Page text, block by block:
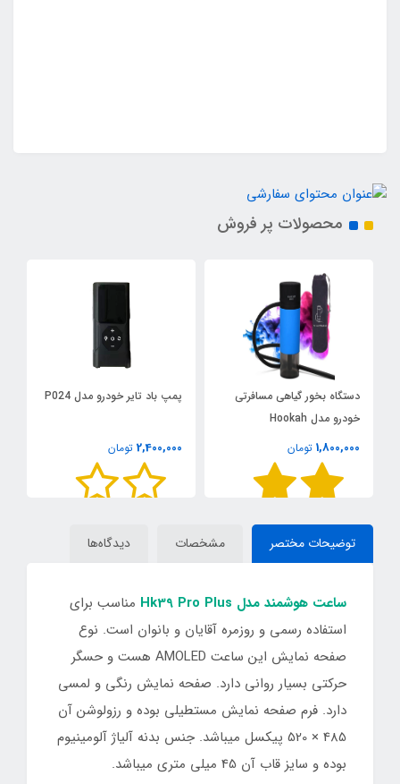
محصولات پر فروش
دستگاه بخور گیاهی مسافرتی
خودرو مدل Hookah
1,800,000 تومان
پمپ باد تایر خودرو مدل P024
2,400,000 تومان
توضیحات مختصر مشخصات دیدگاه‌ها
ساعت هوشمند مدل Hk39 Pro Plus
مناسب برای
استفاده رسمی و روزمره آقایان و بانوان است. نوع
صفحه نمایش این ساعت AMOLED هست و حسگر
حرکتی بسیار روانی دارد. صفحه نمایش رنگی و لمسی
دارد. فرم صفحه نمایش مستطیلی بوده و رزولوشن آن
485 × 520 پیکسل میباشد. جنس بدنه آلیاژ آلومینیوم
بوده و سایز قاب آن 45 میلی متری میباشد.